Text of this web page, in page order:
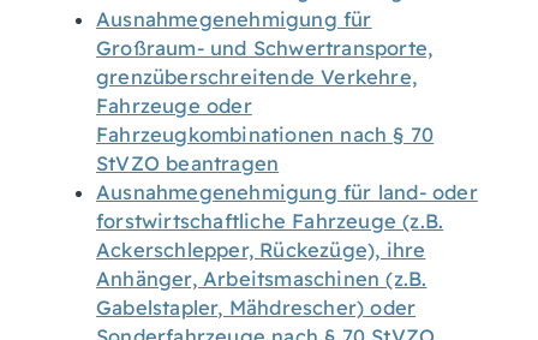
Ausnahmegenehmigung für
Großraum- und Schwertransporte,
grenzüberschreitende Verkehre,
Fahrzeuge oder
Fahrzeugkombinationen nach § 70
StVZO beantragen
Ausnahmegenehmigung für land- oder
forstwirtschaftliche Fahrzeuge (z.B.
Ackerschlepper, Rückezüge), ihre
Anhänger, Arbeitsmaschinen (z.B.
Gabelstapler, Mähdrescher) oder